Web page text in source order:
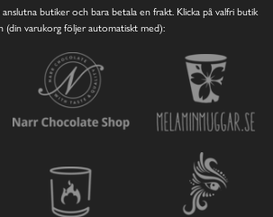
anslutna butiker och bara betala en frakt. Klicka på valfri butik
(din varukorg följer automatiskt med):